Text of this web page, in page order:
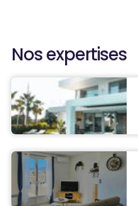
Nos expertises